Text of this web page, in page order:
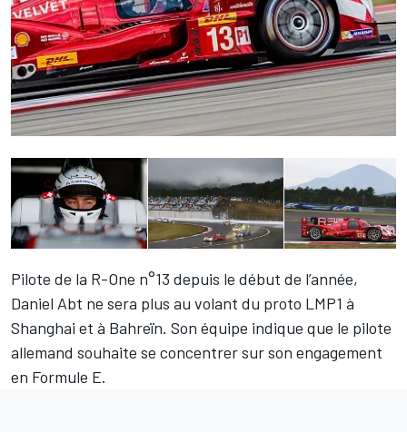
Pilote de la R-One n°13 depuis le début de l’année,
Daniel Abt ne sera plus au volant du proto LMP1 à
Shanghai et à Bahreïn. Son équipe indique que le pilote
allemand souhaite se concentrer sur son engagement
en Formule E.